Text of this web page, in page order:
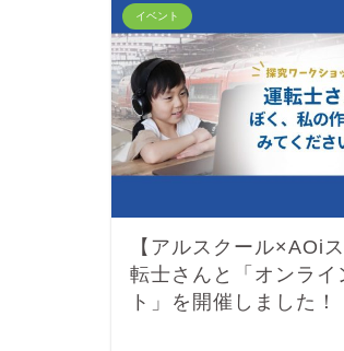
イベント
【アルスクール×AOi
転士さんと「オンライ
ト」を開催しました！